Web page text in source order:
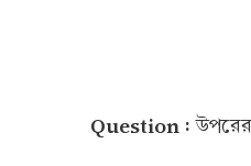
Question :